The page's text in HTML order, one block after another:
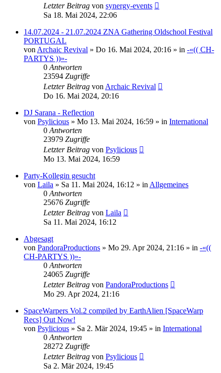
Letzter Beitrag von synergy-events
Sa 18. Mai 2024, 22:06
14.07.2024 - 21.07.2024 ZNA Gathering Oldschool Festival
PORTUGAL
von Archaic Revival » Do 16. Mai 2024, 20:16 » in -«(( CH-
PARTYS ))»-
0 Antworten
23594 Zugriffe
Letzter Beitrag von Archaic Revival
Do 16. Mai 2024, 20:16
DJ Sarana - Reflection
von Psylicious » Mo 13. Mai 2024, 16:59 » in International
0 Antworten
23979 Zugriffe
Letzter Beitrag von Psylicious
Mo 13. Mai 2024, 16:59
Party-Kollegin gesucht
von Laila » Sa 11. Mai 2024, 16:12 » in Allgemeines
0 Antworten
25676 Zugriffe
Letzter Beitrag von Laila
Sa 11. Mai 2024, 16:12
Abgesagt
von PandoraProductions » Mo 29. Apr 2024, 21:16 » in -«((
CH-PARTYS ))»-
0 Antworten
24065 Zugriffe
Letzter Beitrag von PandoraProductions
Mo 29. Apr 2024, 21:16
SpaceWarpers Vol.2 compiled by EarthAlien [SpaceWarp
Recs] Out Now!
von Psylicious » Sa 2. Mär 2024, 19:45 » in International
0 Antworten
28272 Zugriffe
Letzter Beitrag von Psylicious
Sa 2. Mär 2024, 19:45